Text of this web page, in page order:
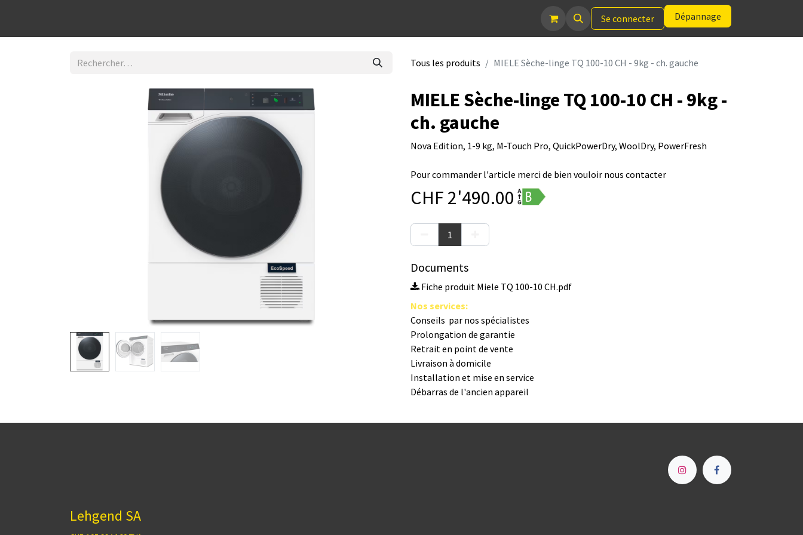
Se connecter Dépannage
Tous les produits MIELE Sèche-linge TQ 100-10 CH - 9kg - ch. gauche
MIELE Sèche-linge TQ 100-10 CH - 9kg -
ch. gauche
Nova Edition, 1-9 kg, M-Touch Pro, QuickPowerDry, WoolDry, PowerFresh
Pour commander l'article merci de bien vouloir nous contacter
CHF 2'490.00
Documents
Fiche produit Miele TQ 100-10 CH.pdf
Nos s​ervices:
Conseils par nos spé​cialistes
Prolongation de garantie
Retrait en point de vente
Livraison à domicile
Installation et mise en service
Débarras de l'ancien appareil
Lehgend SA